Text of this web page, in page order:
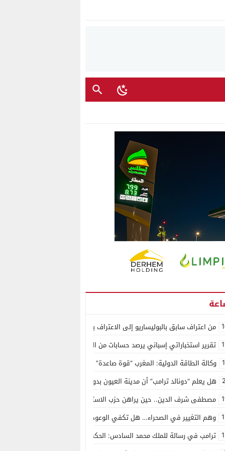
من اعتراف سابق بالبوليساريو إلى الاعتراف بسيادة المغرب على الصحراء..
تقرير استخباراتي إسباني يرصد حسابات من الجزائر وأرقاما بـ”213+” ضمن حملة رقمية منظمة حرّضت على اقتحام سبتة
وكالة الطاقة الدولية: المغرب “قوة صاعدة” في سوق المعادن الاستراتيجية
هل يعلم “دونالد ترامب” أن مدينة العيون بدون ماء؟
مصطفى شرف الدين.. حين يراهن حزب الاستقلال على الكفاءة ويمنح الشباب
وهم التغيير في الصحراء… هل تكفي الوعود الفارغة لصناعة الواقع؟
ترامب في رسالة للملك محمد السادس: الحكم الذاتي هو الأساس الوحيد لحل